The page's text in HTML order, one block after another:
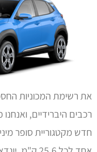
את רשימת המכוניות
רכבים היברידיים,
חדש מקטגוריית סופר